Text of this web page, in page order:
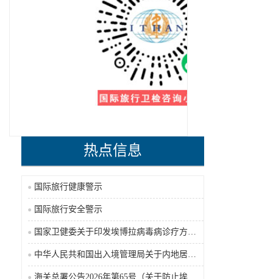
热点信息
国际旅行健康警示
国际旅行安全警示
国家卫健委关于印发埃博拉病毒病诊疗方案（2026年版）的通知
中华人民共和国出入境管理局关于内地居民前往港澳地区定居审批条件的公告（2026-06-30）